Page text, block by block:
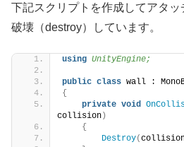
下記スクリプトを作成してアタ
破壊（destroy）しています。
using UnityEngine;
public class wall :
{
private void
collision )
{
Destroy(